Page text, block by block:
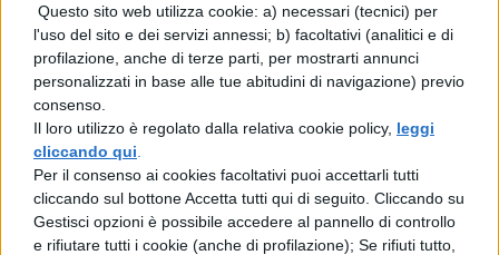
Questo sito web utilizza cookie: a) necessari (tecnici) per
l'uso del sito e dei servizi annessi; b) facoltativi (analitici e di
profilazione, anche di terze parti, per mostrarti annunci
personalizzati in base alle tue abitudini di navigazione) previo
consenso.
Il loro utilizzo è regolato dalla relativa cookie policy, leggi
cliccando qui
Per il consenso ai cookies facoltativi puoi accettarli tutti
cliccando sul bottone Accetta tutti qui di seguito. Cliccando su
Gestisci opzioni è possibile accedere al pannello di controllo
e rifiutare tutti i cookie (anche di profilazione); Se rifiuti tutto,
aiutata. Oltre che il supporto della famiglia,
Swamy ha ricevuto quello dei suoi
compagni di classe ma soprattutto dei
professori. Durante i mesi di maternità ha
avuto la possibilità di seguire le lezioni in
Dad, così da non perdere preziosi giorni di
scuola. Swamy ha concluso il suo percorso